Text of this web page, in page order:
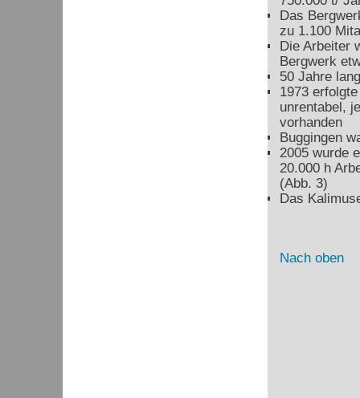
Das
zu 1.100
Die Arbeiter
Bergwerk
50 Jahre
1973
unrentabel,
vorhanden
Buggingen
2005 wurde
20.000 h
(Abb. 3)
Das
Nach oben